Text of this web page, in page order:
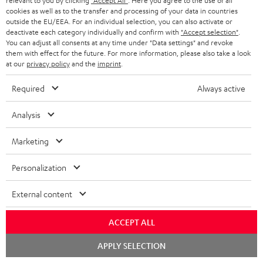
n
z
u
m
V
r
a
n
d
o
n
e
n
z
G
r
a
n
i
e
-
L
e
x
i
n
n
t
a
k
t
t
n
Sa 09:00 – 17:30 Uhr
Sonn- und Feiertage geschlossen
Teufel Support
Häufige Fragen
Kontakt
Erlebe unsere Produkte hautnah und lass dich
Übersicht
cookies as well as to the transfer and processing of your data in countries
outside the EU/EEA. For an individual selection, you can also activate or
deactivate each category individually and confirm with "Accept selection"
You can adjust all consents at any time under "Data settings" and revoke
them with effect for the future. For more information, please also take a look
at our privacy policyand the imprint
Required Always active
Analysis
Marketing
Personalization
External content
ACCEPT ALL
APPLY SELECTION